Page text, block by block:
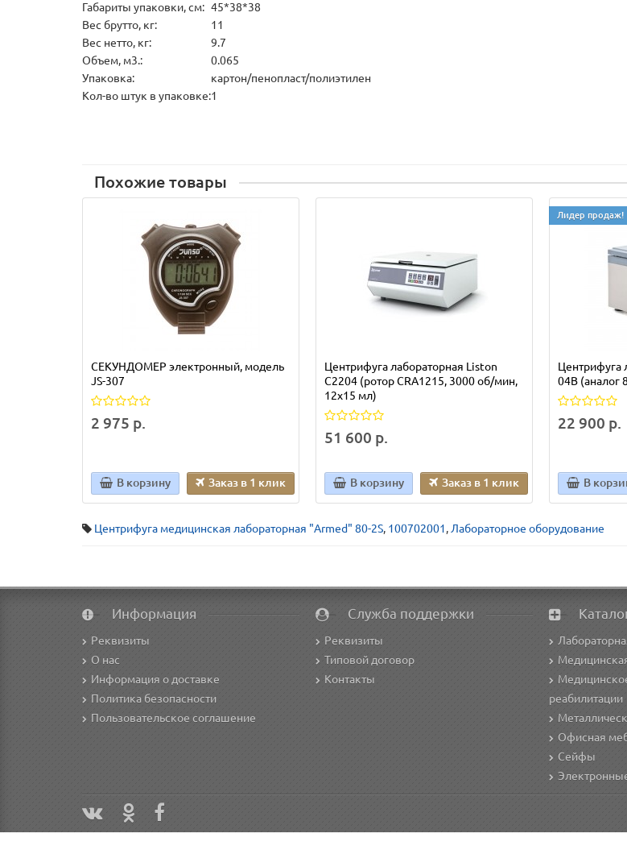
Габариты упаковки, см: 45*38*38
Вес брутто, кг:
11
Вес нетто, кг:
9.7
Объем, м3.:
0.065
Упаковка:
картон/пенопласт/полиэтилен
Кол-во штук в упаковке:1
Похожие товары
СЕКУНДОМЕР электронный, модель
JS-307
2 975 р.
В корзину Заказ в 1 клик
Центрифуга лабораторная Liston
C2204 (ротор CRA1215, 3000 об/мин,
12х15 мл)
51 600 р.
В корзину Заказ в 1 клик
Лидер продаж!
Центрифуга
04B (аналог
22 900 р.
В
Центрифуга медицинская лабораторная "Armed" 80-2S, 100702001,Лабораторное оборудование
Информация
Реквизиты
О нас
Информация о доставке
Политика безопасности
Пользовательское соглашение
Служба поддержки
Реквизиты
Типовой договор
Контакты
реабилитации
Офисная
Сейфы